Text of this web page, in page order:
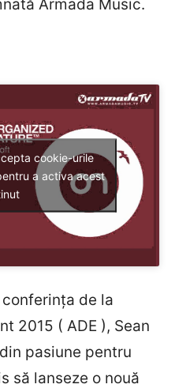
Armada Music.
cookie-urile
a activa acest
de la
2015 ( ADE ), Sean
pasiune pentru
să lanseze o nouă